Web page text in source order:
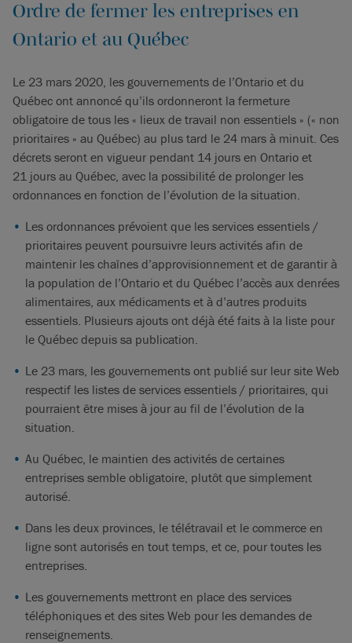
Ordre de fermer les entreprises en
Ontario et au Québec
Le 23 mars 2020, les gouvernements de l’Ontario et du
Québec ont annoncé qu’ils ordonneront la fermeture
obligatoire de tous les « lieux de travail non essentiels » (« non
prioritaires » au Québec) au plus tard le 24 mars à minuit. Ces
décrets seront en vigueur pendant 14 jours en Ontario et
21 jours au Québec, avec la possibilité de prolonger les
ordonnances en fonction de l’évolution de la situation.
Les ordonnances prévoient que les services essentiels /
prioritaires peuvent poursuivre leurs activités afin de
maintenir les chaînes d’approvisionnement et de garantir à
la population de l’Ontario et du Québec l’accès aux denrées
alimentaires, aux médicaments et à d’autres produits
essentiels. Plusieurs ajouts ont déjà été faits à la liste pour
le Québec depuis sa publication.
Le 23 mars, les gouvernements ont publié sur leur site Web
respectif les listes de services essentiels / prioritaires, qui
pourraient être mises à jour au fil de l’évolution de la
situation.
Au Québec, le maintien des activités de certaines
entreprises semble obligatoire, plutôt que simplement
autorisé.
Dans les deux provinces, le télétravail et le commerce en
ligne sont autorisés en tout temps, et ce, pour toutes les
entreprises.
Les gouvernements mettront en place des services
téléphoniques et des sites Web pour les demandes de
renseignements.